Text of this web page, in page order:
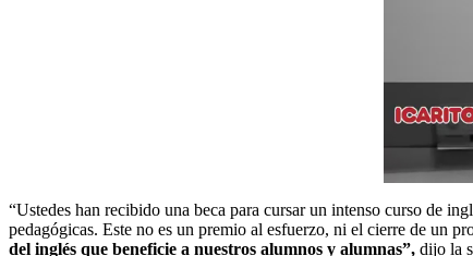
“Ustedes han recibido una beca para cursar un intenso curso de
pedagógicas. Este no es un premio al esfuerzo, ni el cierre de un
del inglés que beneficie a nuestros alumnos y alumnas”, dijo la